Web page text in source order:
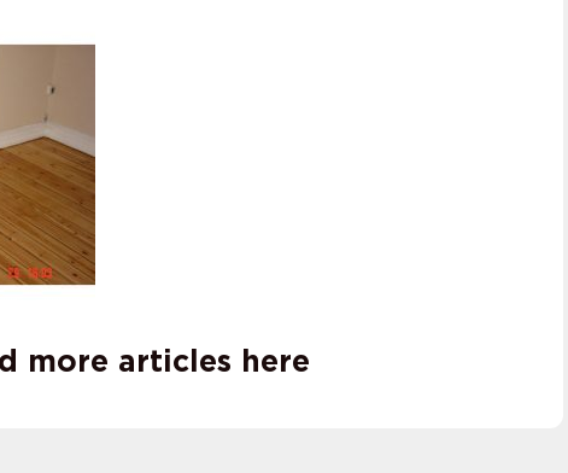
more articles here